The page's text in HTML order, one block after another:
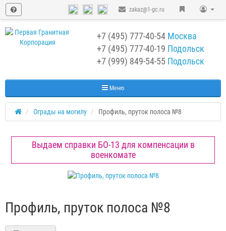
zakaz@1-gc.ru
+7 (495) 777-40-54 Москва
+7 (495) 777-40-19 Подольск
+7 (999) 849-54-55 Подольск
Меню
Ограды на могилу Профиль, пруток полоса №8
Выдаем справки БО-13 для компенсации в
военкомате
Профиль, пруток полоса №8